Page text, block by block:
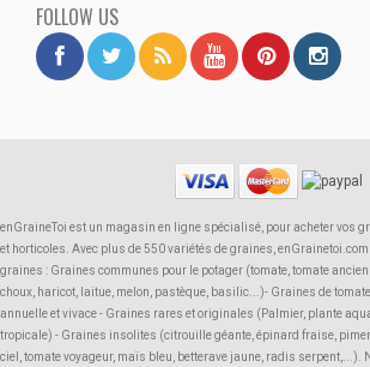
FOLLOW US
enGraineToi est un magasin en ligne spécialisé, pour acheter vos
et horticoles. Avec plus de 550 variétés de graines,
graines : Graines communes pour le potager (tomate, tomate
choux, haricot, laitue, melon, pastèque, basilic...)- Graines de
annuelle et vivace - Graines rares et originales (Palmier, plante
tropicale) - Graines insolites (citrouille géante, épinard fraise,
ciel, tomate voyageur, maïs bleu, betterave jaune, radis serpent,...).